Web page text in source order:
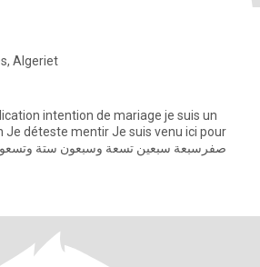
Algeriet
intention de mariage je suis un
Je déteste mentir Je suis venu ici pour